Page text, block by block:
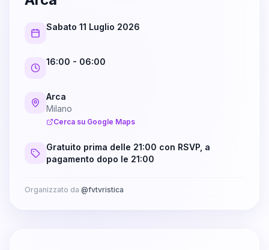
Sabato 11 Luglio 2026
16:00 - 06:00
Arca
Milano
Cerca su Google Maps
Gratuito prima delle 21:00 con RSVP, a
pagamento dopo le 21:00
Organizzato da @fvtvristica